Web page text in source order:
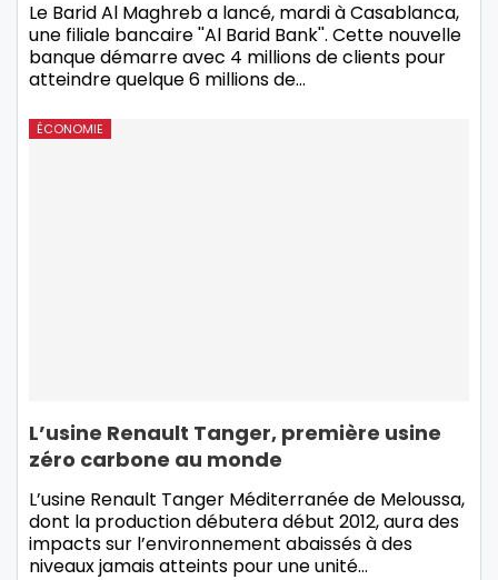
Le Barid Al Maghreb a lancé, mardi à Casablanca,
une filiale bancaire ''Al Barid Bank''. Cette nouvelle
banque démarre avec 4 millions de clients pour
atteindre quelque 6 millions de…
ÉCONOMIE
L’usine Renault Tanger, première usine
zéro carbone au monde
L’usine Renault Tanger Méditerranée de Meloussa,
dont la production débutera début 2012, aura des
impacts sur l’environnement abaissés à des
niveaux jamais atteints pour une unité…